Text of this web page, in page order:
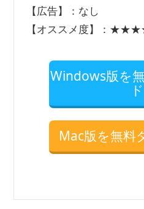
【広告】：なし
【オススメ度】：
Windows版を
ド
Mac版を無料